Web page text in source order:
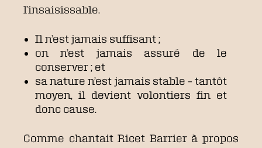
l’insaisissable.
Il n’est jamais suffisant ;
on n’est jamais assuré de le
conserver ; et
sa nature n’est jamais stable – tantôt
moyen, il devient volontiers fin et
donc cause.
Comme chantait Ricet Barrier à propos